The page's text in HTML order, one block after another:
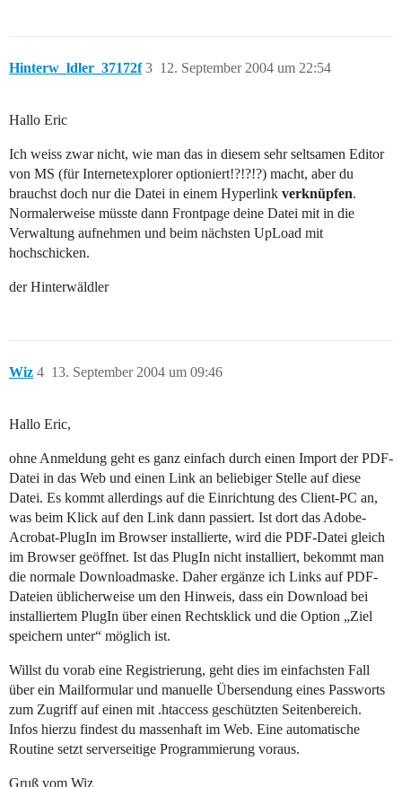
Hinterw_ldler_37172f 12. September 2004 um 22:54
3
Hallo Eric
Ich weiss zwar nicht, wie man das in diesem sehr seltsamen Editor
von MS (für Internetexplorer optioniert!?!?!?) macht, aber du
brauchst doch nur die Datei in einem Hyperlink verknüpfen.
Normalerweise müsste dann Frontpage deine Datei mit in die
Verwaltung aufnehmen und beim nächsten UpLoad mit
hochschicken.
der Hinterwäldler
Wiz 13. September 2004 um 09:46
4
Hallo Eric,
ohne Anmeldung geht es ganz einfach durch einen Import der PDF-
Datei in das Web und einen Link an beliebiger Stelle auf diese
Datei. Es kommt allerdings auf die Einrichtung des Client-PC an,
was beim Klick auf den Link dann passiert. Ist dort das Adobe-
Acrobat-PlugIn im Browser installierte, wird die PDF-Datei gleich
im Browser geöffnet. Ist das PlugIn nicht installiert, bekommt man
die normale Downloadmaske. Daher ergänze ich Links auf PDF-
Dateien üblicherweise um den Hinweis, dass ein Download bei
installiertem PlugIn über einen Rechtsklick und die Option „Ziel
speichern unter“ möglich ist.
Willst du vorab eine Registrierung, geht dies im einfachsten Fall
über ein Mailformular und manuelle Übersendung eines Passworts
zum Zugriff auf einen mit .htaccess geschützten Seitenbereich.
Infos hierzu findest du massenhaft im Web. Eine automatische
Routine setzt serverseitige Programmierung voraus.
Gruß vom Wiz